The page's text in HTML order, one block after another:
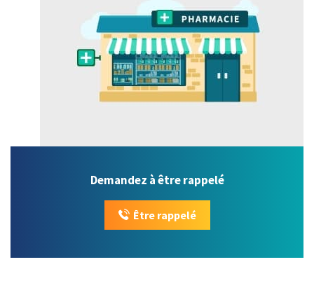
Demandez à être rappelé
Être rappelé